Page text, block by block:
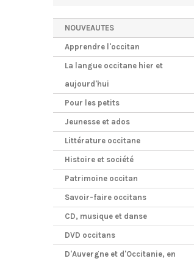
NOUVEAUTES
Apprendre l'occitan
La langue occitane hier et
aujourd'hui
Pour les petits
Jeunesse et ados
Littérature occitane
Histoire et société
Patrimoine occitan
Savoir-faire occitans
CD, musique et danse
DVD occitans
D'Auvergne et d'Occitanie, en